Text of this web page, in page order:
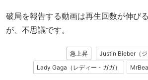
破局を報告する動画は再生回数が伸び
が、不思議です。
急上昇
Justin Bieber（ジ
Lady Gaga（レディー・ガガ）